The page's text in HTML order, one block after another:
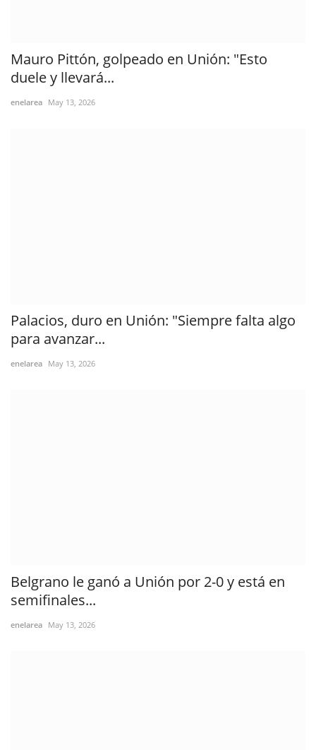
Mauro Pittón, golpeado en Unión: "Esto
duele y llevará...
enelarea May 13, 2026
Palacios, duro en Unión: "Siempre falta algo
para avanzar...
enelarea May 13, 2026
Belgrano le ganó a Unión por 2-0 y está en
semifinales...
enelarea May 13, 2026